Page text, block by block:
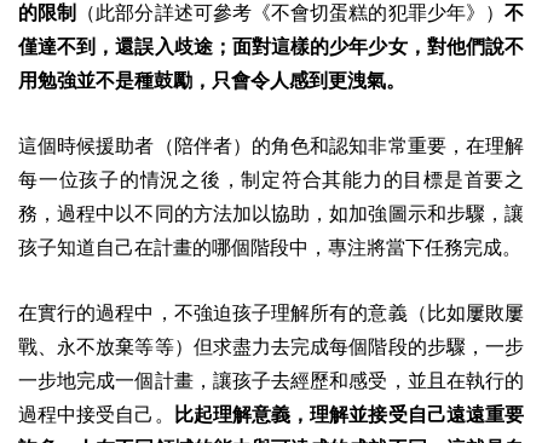
的限制
（此部分詳述可參考《不會切蛋糕的犯罪少年》）不
僅達不到，還誤入歧途；面對這樣的少年少女，對他們說不
用勉強並不是種鼓勵，只會令人感到更洩氣。
這個時候援助者（陪伴者）的角色和認知非常重要，在理解
每一位孩子的情況之後，制定符合其能力的目標是首要之
務，過程中以不同的方法加以協助，如加強圖示和步驟，讓
孩子知道自己在計畫的哪個階段中，專注將當下任務完成。
在實行的過程中，不強迫孩子理解所有的意義（比如屢敗屢
戰、永不放棄等等）但求盡力去完成每個階段的步驟，一步
一步地完成一個計畫，讓孩子去經歷和感受，並且在執行的
過程中接受自己。
比起理解意義，理解並接受自己遠遠重要